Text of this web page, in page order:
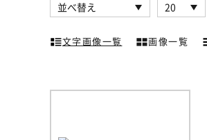
文字画像一覧 画像一覧